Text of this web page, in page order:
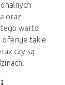
oraz
warto
oferuje takie
czy są